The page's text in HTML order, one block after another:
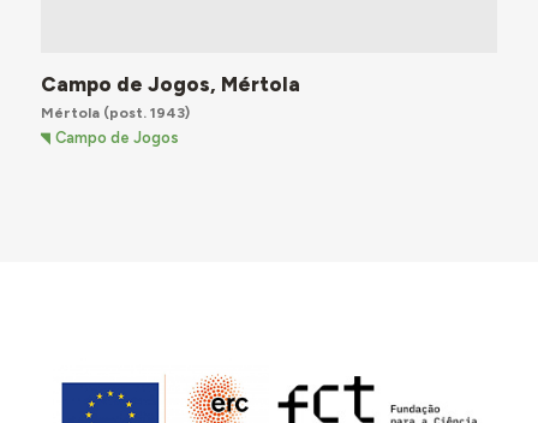
Campo de Jogos, Mértola
Mértola(post. 1943)
Campo de Jogos